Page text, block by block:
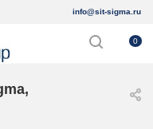
info@sit-sigma.ru
0